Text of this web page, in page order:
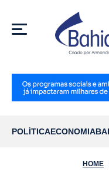
MENU
POLÍTICAECONOMIA
HOME